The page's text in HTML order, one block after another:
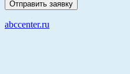
abccenter.ru